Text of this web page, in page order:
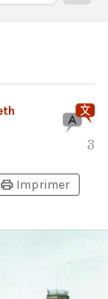
3
print Imprimer